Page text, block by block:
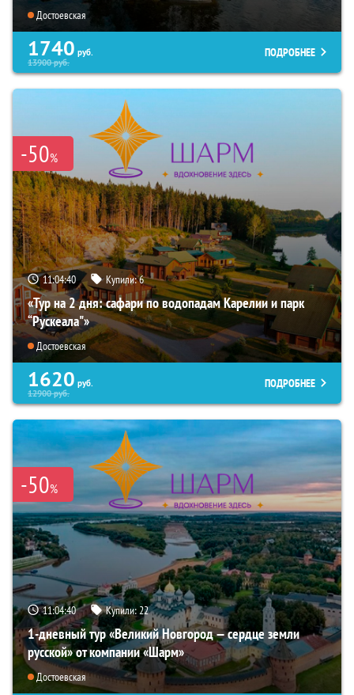
Достоевская
1740 руб.
13900руб.
ПОДРОБНЕЕ
-50%
11:04:39 Купили:6
«Тур на 2 дня: сафари по водопадам Карелии и парк
“Рускеала"»
Достоевская
1620 руб.
12900руб.
ПОДРОБНЕЕ
-50%
11:04:39 Купили:22
1-дневный тур «Великий Новгород — сердце земли
русской» от компании «Шарм»
Достоевская